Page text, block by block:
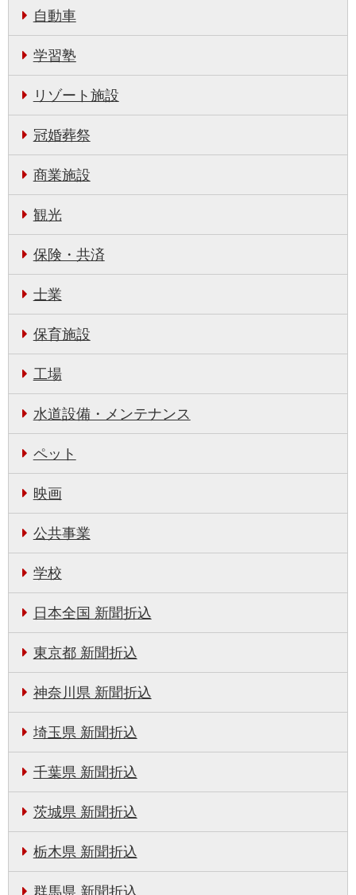
自動車
学習塾
リゾート施設
冠婚葬祭
商業施設
観光
保険・共済
士業
保育施設
工場
水道設備・メンテナンス
ペット
映画
公共事業
学校
日本全国 新聞折込
東京都 新聞折込
神奈川県 新聞折込
埼玉県 新聞折込
千葉県 新聞折込
茨城県 新聞折込
栃木県 新聞折込